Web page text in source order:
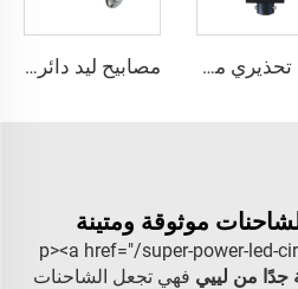
ضوء تحذيري مروري يعمل بالطاقة الشمسية مصابيح ليد دائرية قوية الإضاءة للوحة القيادة مع ضوء مركّز
موثوقة ومتينة
<p><a href="/super-power-led-
جدًا من لييي فهي تجعل الشاحنات